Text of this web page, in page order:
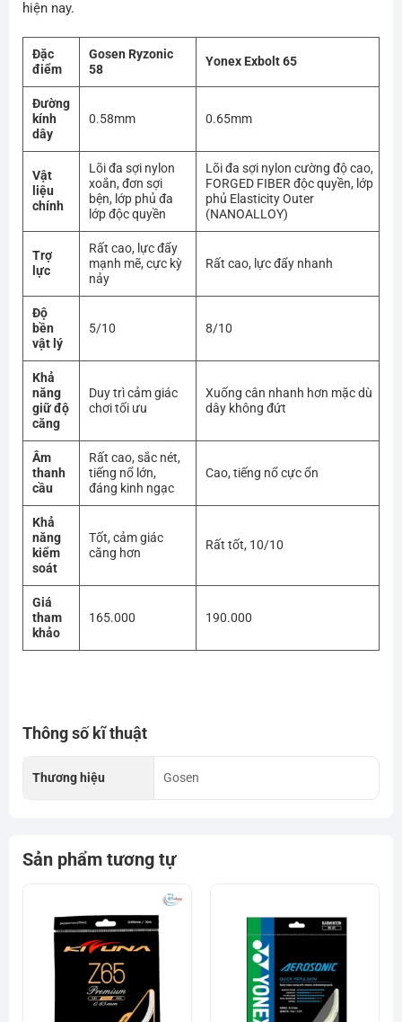
hiện nay.
Đặc
điểm
Gosen Ryzonic
58
Yonex Exbolt 65
Đường
kính
dây
0.58mm 0.65mm
Vật
liệu
chính
Lõi đa sợi nylon
xoắn, đơn sợi
bện, lớp phủ đa
lớp độc quyền
Lõi đa sợi nylon cường độ cao,
FORGED FIBER độc quyền, lớp
phủ Elasticity Outer
(NANOALLOY)
Trợ
lực
Rất cao, lực đẩy
mạnh mẽ, cực kỳ
nảy
Rất cao, lực đẩy nhanh
Độ
bền
vật lý
5/10 8/10
Khả
năng
giữ độ
căng
Duy trì cảm giác
chơi tối ưu
Xuống cân nhanh hơn mặc dù
dây không đứt
Âm
thanh
cầu
Rất cao, sắc nét,
tiếng nổ lớn,
đáng kinh ngạc
Cao, tiếng nổ cực ổn
Khả
năng
kiểm
soát
Tốt, cảm giác
căng hơn
Rất tốt, 10/10
Giá
tham
khảo
165.000 190.000
Thông số kĩ thuật
Thương hiệu Gosen
Sản phẩm tương tự